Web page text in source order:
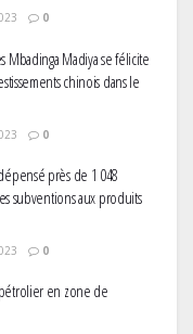
0
Mbadinga Madiya se félicite
chinois dans le
0
près de 1 048
subventions aux produits
0
en zone de